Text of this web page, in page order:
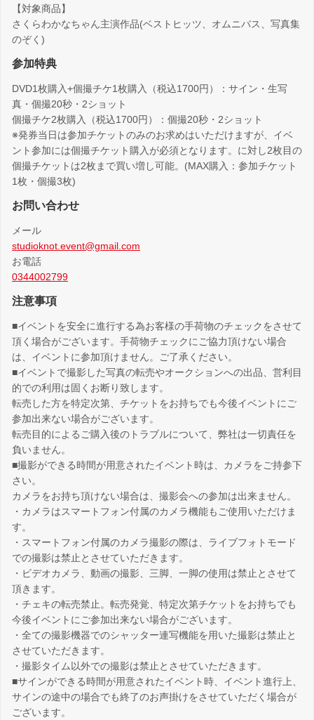
【対象商品】
さくらわかなちゃん主演作品(ベストヒッツ、オムニバス、写真集
のぞく)
参加特典
DVD1枚購入+個撮チケ1枚購入（税込1700円）：サイン・生写
真・個撮20秒・2ショット
個撮チケ2枚購入（税込1700円）：個撮20秒・2ショット
※発券当日は参加チケットのみのお求めはいただけますが、イベ
ント参加には個撮チケット購入が必須となります。に対し2枚目の
個撮チケットは2枚まで買い増し可能。(MAX購入：参加チケット
1枚・個撮3枚)
お問い合わせ
メール
studioknot.event@gmail.com
お電話
0344002799
注意事項
■イベントを安全に進行する為お客様の手荷物のチェックをさせて
頂く場合がございます。手荷物チェックにご協力頂けない場合
は、イベントに参加頂けません。ご了承ください。
■イベントで撮影した写真の転売やオークションへの出品、営利目
的での利用は固くお断り致します。
転売した方を特定次第、チケットをお持ちでも今後イベントにご
参加出来ない場合がございます。
転売目的によるご購入後のトラブルについて、弊社は一切責任を
負いません。
■撮影ができる時間が用意されたイベント時は、カメラをご持参下
さい。
カメラをお持ち頂けない場合は、撮影会への参加は出来ません。
・カメラはスマートフォン付属のカメラ機能もご使用いただけま
す。
・スマートフォン付属のカメラ撮影の際は、ライブフォトモード
での撮影は禁止とさせていただきます。
・ビデオカメラ、動画の撮影、三脚、一脚の使用は禁止とさせて
頂きます。
・チェキの転売禁止。転売発覚、特定次第チケットをお持ちでも
今後イベントにご参加出来ない場合がございます。
・全ての撮影機器でのシャッター連写機能を用いた撮影は禁止と
させていただきます。
・撮影タイム以外での撮影は禁止とさせていただきます。
■サインができる時間が用意されたイベント時、イベント進行上、
サインの途中の場合でも終了のお声掛けをさせていただく場合が
ございます。